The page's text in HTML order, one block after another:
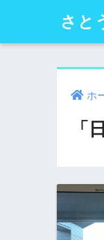
さと
ホ
「